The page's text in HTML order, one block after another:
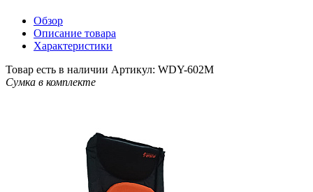
Обзор
Описание товара
Характеристики
Товар есть в наличии Артикул: WDY-602M
Сумка в комплекте